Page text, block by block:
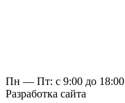
Пн — Пт: с 9:00 до 18:00
Разработка сайта